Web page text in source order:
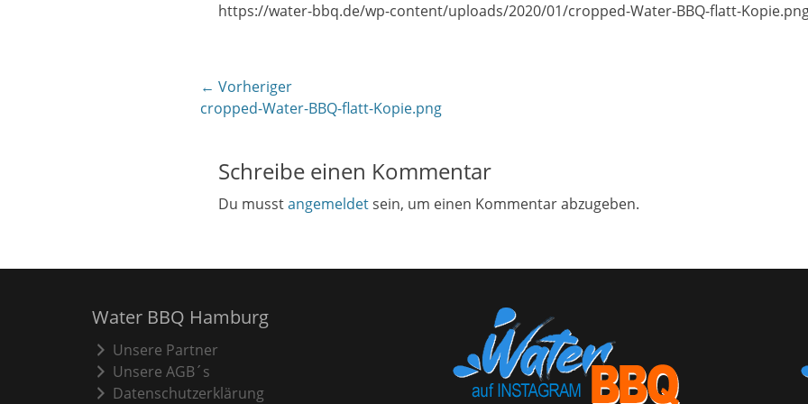
https://water-bbq.de/wp-content/uploads/2020/01/cropped-Water-BBQ-flatt-
Beitragsnavigation
← Vorheriger
Vorheriger
cropped-Water-BBQ-flatt-Kopie.png
Schreibe einen Kommentar
Du musstangemeldetsein, um einen Kommentar abzugeben.
Water BBQ Hamburg
Unsere Partner
Unsere AGB´s
Datenschutzerklärung